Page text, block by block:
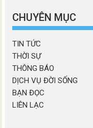
mục
CHUYÊN MỤC
TIN TỨC
THỜI SỰ
THÔNG BÁO
DỊCH VỤ ĐỜI SỐNG
BẠN ĐỌC
LIÊN LẠC